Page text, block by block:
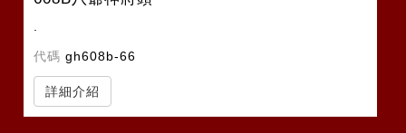
代碼 gh608b-66
詳細介紹